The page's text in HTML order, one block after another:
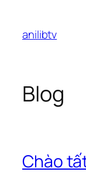
phầnanilibtv
Blog
Chào